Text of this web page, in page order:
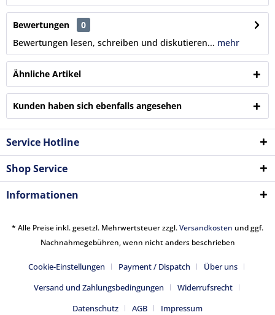
Bewertungen
0
Bewertungen lesen, schreiben und diskutieren... mehr
Ähnliche Artikel
Kunden haben sich ebenfalls angesehen
Service Hotline
Shop Service
Informationen
* Alle Preise inkl. gesetzl. Mehrwertsteuer zzgl.Versandkosten und ggf.
Nachnahmegebühren, wenn nicht anders beschrieben
Cookie-Einstellungen Payment / Dispatch
Über uns
Versand und Zahlungsbedingungen
Widerrufsrecht
Datenschutz
AGB Impressum